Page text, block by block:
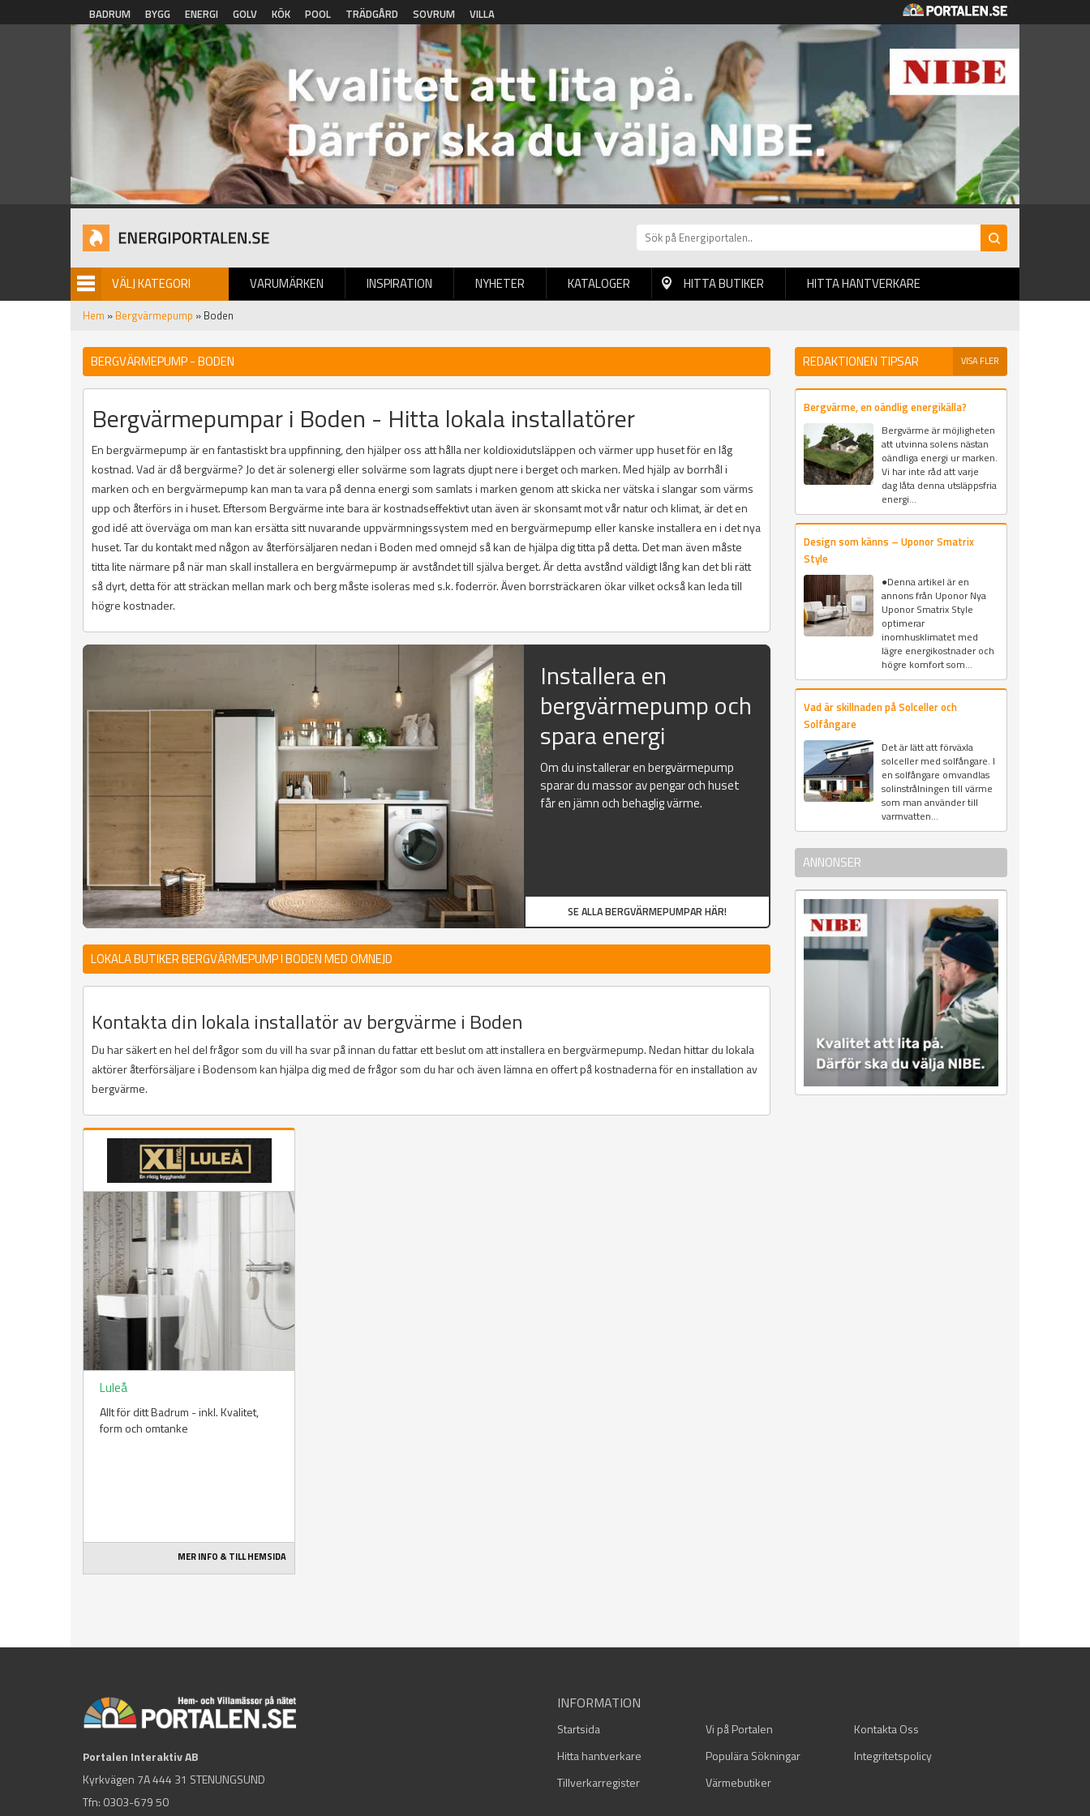
Hoppa till huvudinnehåll
BADRUM BYGG ENERGI GOLV KÖK POOL TRÄDGÅRD SOVRUM VILLA
VÄLJ KATEGORI VARUMÄRKEN INSPIRATION NYHETER
BILDGALLERI KATALOGER HITTA BUTIKER HITTA HANTVERKARE
Hem » Bergvärmepump » Boden
BERGVÄRMEPUMP - BODEN
Bergvärmepumpar i Boden - Hitta lokala installatörer
En bergvärmepump är en fantastiskt bra uppfinning, den hjälper oss att hålla ner koldioxidutsläppen och värmer upp huset för en låg
kostnad. Vad är då bergvärme? Jo det är solenergi eller solvärme som lagrats djupt nere i berget och marken. Med hjälp av borrhål i
marken och en bergvärmepump kan man ta vara på denna energi som samlats i marken genom att skicka ner vätska i slangar som värms
upp och återförs in i huset. Eftersom Bergvärme inte bara är kostnadseffektivt utan även är skonsamt mot vår natur och klimat, är det en
god idé att överväga om man kan ersätta sitt nuvarande uppvärmningssystem med en bergvärmepump eller kanske installera en i det nya
huset. Tar du kontakt med någon av återförsäljaren nedan i Boden med omnejd så kan de hjälpa dig titta på detta. Det man även måste
titta lite närmare på när man skall installera en bergvärmepump är avståndet till själva berget. Är detta avstånd väldigt lång kan det bli rätt
så dyrt, detta för att sträckan mellan mark och berg måste isoleras med s.k. foderrör. Även borrsträckaren ökar vilket också kan leda till
högre kostnader.
Installera en
bergvärmepump och
spara energi
Om du installerar en bergvärmepump
sparar du massor av pengar och huset
får en jämn och behaglig värme.
SE ALLA BERGVÄRMEPUMPAR HÄR!
LOKALA BUTIKER BERGVÄRMEPUMP I BODEN MED OMNEJD
Kontakta din lokala installatör av bergvärme i Boden
Du har säkert en hel del frågor som du vill ha svar på innan du fattar ett beslut om att installera en bergvärmepump. Nedan hittar du lokala
aktörer återförsäljare i Bodensom kan hjälpa dig med de frågor som du har och även lämna en offert på kostnaderna för en installation av
bergvärme.
Luleå
Allt för ditt Badrum - inkl. Kvalitet,
form och omtanke
MER INFO & TILL HEMSIDA
REDAKTIONEN TIPSAR VISA FLER
Bergvärme, en oändlig energikälla?
Bergvärme är möjligheten
att utvinna solens nästan
oändliga energi ur marken.
Vi har inte råd att varje
dag låta denna utsläppsfria
energi...
Design som känns – Uponor Smatrix
Style
●Denna artikel är en
annons från Uponor Nya
Uponor Smatrix Style
optimerar
inomhusklimatet med
lägre energikostnader och
högre komfort som...
Vad är skillnaden på Solceller och
Solfångare
Det är lätt att förväxla
solceller med solfångare. I
en solfångare omvandlas
solinstrålningen till värme
som man använder till
varmvatten...
ANNONSER
Portalen Interaktiv AB
Kyrkvägen 7A 444 31 STENUNGSUND
Tfn: 0303-679 50
INFORMATION
Startsida Vi på Portalen
Kontakta Oss
Hitta hantverkare
Populära Sökningar
Integritetspolicy
Tillverkarregister
Värmebutiker